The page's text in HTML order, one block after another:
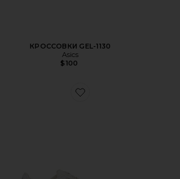
КРОССОВКИ GEL-1130
Asics
$100
Favorite КРОССОВКИ CLOUD 6